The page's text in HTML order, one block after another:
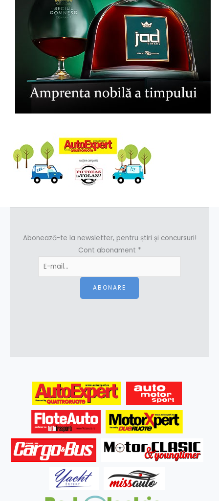
Abonează-te la newsletter, pentru știri și concursuri!
Cont abonament *
ABONARE